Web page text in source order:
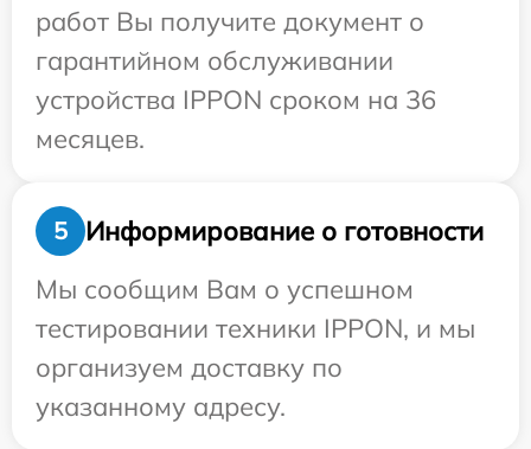
работ Вы получите документ о
гарантийном обслуживании
устройства IPPON сроком на 36
месяцев.
5
Информирование о готовности
Мы сообщим Вам о успешном
тестировании техники IPPON, и мы
организуем доставку по
указанному адресу.